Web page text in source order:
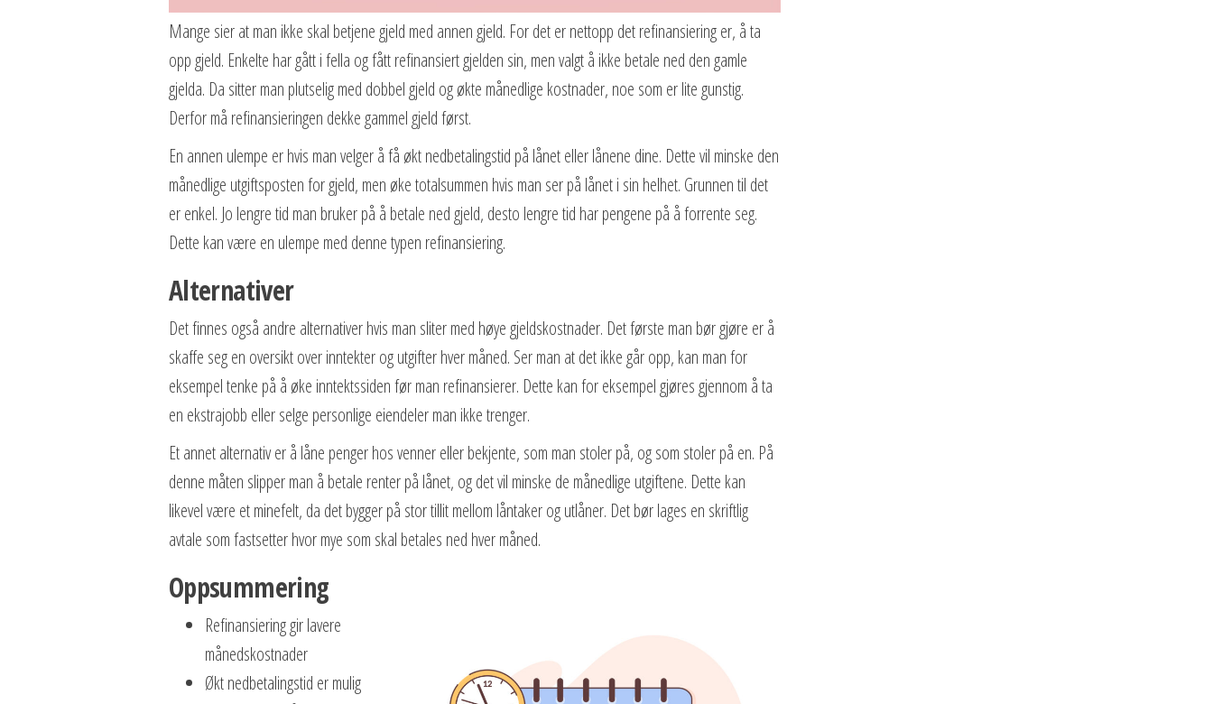
Mange sier at man ikke skal betjene gjeld med annen gjeld. For det er nettopp det refinansiering er, å ta
opp gjeld. Enkelte har gått i fella og fått refinansiert gjelden sin, men valgt å ikke betale ned den gamle
gjelda. Da sitter man plutselig med dobbel gjeld og økte månedlige kostnader, noe som er lite gunstig.
Derfor må refinansieringen dekke gammel gjeld først.
En annen ulempe er hvis man velger å få økt nedbetalingstid på lånet eller lånene dine. Dette vil minske den
månedlige utgiftsposten for gjeld, men øke totalsummen hvis man ser på lånet i sin helhet. Grunnen til det
er enkel. Jo lengre tid man bruker på å betale ned gjeld, desto lengre tid har pengene på å forrente seg.
Dette kan være en ulempe med denne typen refinansiering.
Alternativer
Det finnes også andre alternativer hvis man sliter med høye gjeldskostnader. Det første man bør gjøre er å
skaffe seg en oversikt over inntekter og utgifter hver måned. Ser man at det ikke går opp, kan man for
eksempel tenke på å øke inntektssiden før man refinansierer. Dette kan for eksempel gjøres gjennom å ta
en ekstrajobb eller selge personlige eiendeler man ikke trenger.
Et annet alternativ er å låne penger hos venner eller bekjente, som man stoler på, og som stoler på en. På
denne måten slipper man å betale renter på lånet, og det vil minske de månedlige utgiftene. Dette kan
likevel være et minefelt, da det bygger på stor tillit mellom låntaker og utlåner. Det bør lages en skriftlig
avtale som fastsetter hvor mye som skal betales ned hver måned.
Oppsummering
Refinansiering gir lavere
månedskostnader
Økt nedbetalingstid er mulig